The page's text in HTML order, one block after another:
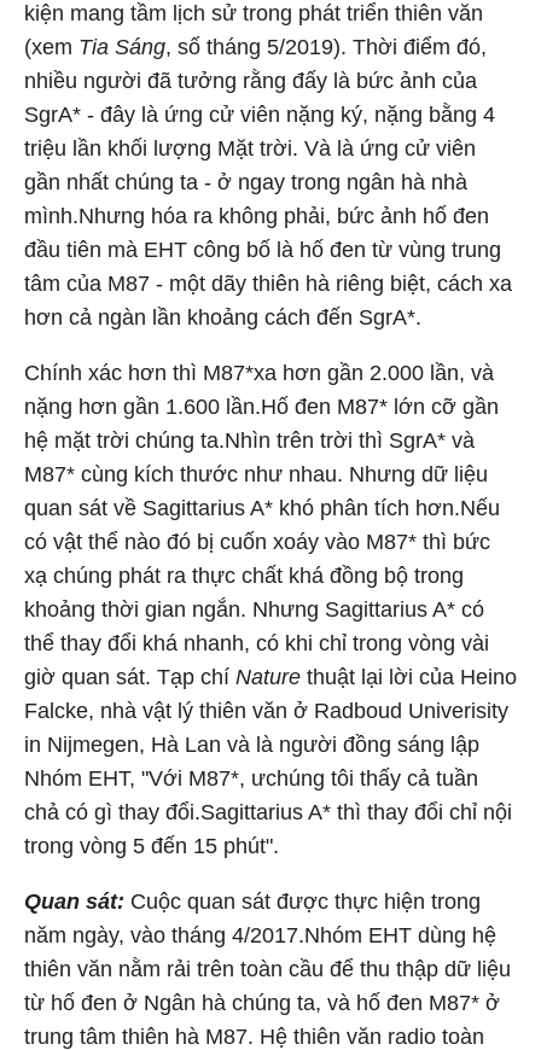
kiện mang tầm lịch sử trong phát triển thiên văn
(xem Tia Sáng, số tháng 5/2019). Thời điểm đó,
nhiều người đã tưởng rằng đấy là bức ảnh của
SgrA* - đây là ứng cử viên nặng ký, nặng bằng 4
triệu lần khối lượng Mặt trời. Và là ứng cử viên
gần nhất chúng ta - ở ngay trong ngân hà nhà
mình.Nhưng hóa ra không phải, bức ảnh hố đen
đầu tiên mà EHT công bố là hố đen từ vùng trung
tâm của M87 - một dãy thiên hà riêng biệt, cách xa
hơn cả ngàn lần khoảng cách đến SgrA*.
Chính xác hơn thì M87*xa hơn gần 2.000 lần, và
nặng hơn gần 1.600 lần.Hố đen M87* lớn cỡ gần
hệ mặt trời chúng ta.Nhìn trên trời thì SgrA* và
M87* cùng kích thước như nhau. Nhưng dữ liệu
quan sát về Sagittarius A* khó phân tích hơn.Nếu
có vật thể nào đó bị cuốn xoáy vào M87* thì bức
xạ chúng phát ra thực chất khá đồng bộ trong
khoảng thời gian ngắn. Nhưng Sagittarius A* có
thể thay đổi khá nhanh, có khi chỉ trong vòng vài
giờ quan sát. Tạp chí Nature thuật lại lời của Heino
Falcke, nhà vật lý thiên văn ở Radboud Univerisity
in Nijmegen, Hà Lan và là người đồng sáng lập
Nhóm EHT, "Với M87*, ưchúng tôi thấy cả tuần
chả có gì thay đổi.Sagittarius A* thì thay đổi chỉ nội
trong vòng 5 đến 15 phút".
Quan sát: Cuộc quan sát được thực hiện trong
năm ngày, vào tháng 4/2017.Nhóm EHT dùng hệ
thiên văn nằm rải trên toàn cầu để thu thập dữ liệu
từ hố đen ở Ngân hà chúng ta, và hố đen M87* ở
trung tâm thiên hà M87. Hệ thiên văn radio toàn